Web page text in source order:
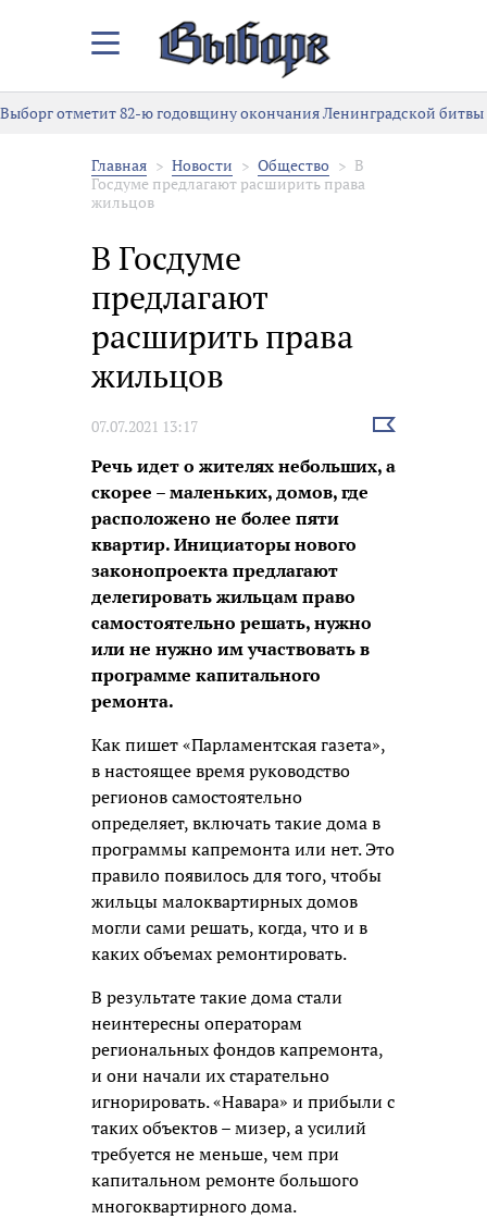
Закрыть/
меню
Выборг отметит 82-ю годовщину окончания Ленинградской битвы
Главная Новости Общество
В
Госдуме предлагают расширить права
жильцов
В Госдуме
предлагают
расширить права
жильцов
07.07.2021 13:17
Выбрать
Речь идет о жителях небольших, а
скорее – маленьких, домов, где
расположено не более пяти
квартир. Инициаторы нового
законопроекта предлагают
делегировать жильцам право
самостоятельно решать, нужно
или не нужно им участвовать в
программе капитального
ремонта.
Как пишет «Парламентская газета»,
в настоящее время руководство
регионов самостоятельно
определяет, включать такие дома в
программы капремонта или нет. Это
правило появилось для того, чтобы
жильцы малоквартирных домов
могли сами решать, когда, что и в
каких объемах ремонтировать.
В результате такие дома стали
неинтересны операторам
региональных фондов капремонта,
и они начали их старательно
игнорировать. «Навара» и прибыли с
таких объектов – мизер, а усилий
требуется не меньше, чем при
капитальном ремонте большого
многоквартирного дома.